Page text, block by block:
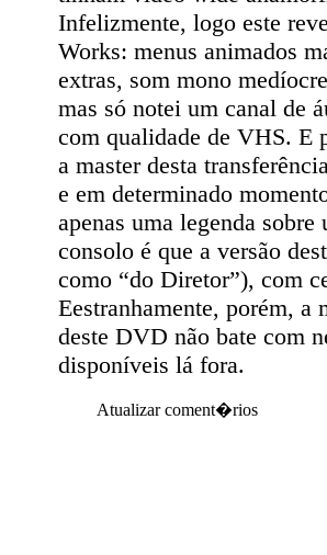
Infelizmente, logo este
Works: menus animados
extras, som mono
mas só notei um canal de
com qualidade de VHS. E
a master desta
e em determinado
apenas uma legenda
consolo é que a versão
como “do Diretor”), com
Eestranhamente, porém, a
deste DVD não bate com
disponíveis lá fora.
Atualizar coment�rios